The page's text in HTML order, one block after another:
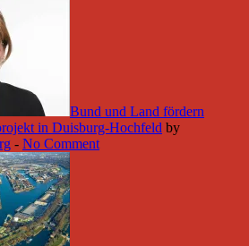
Bund und Land fördern
in Duisburg-Hochfeld by
- No Comment